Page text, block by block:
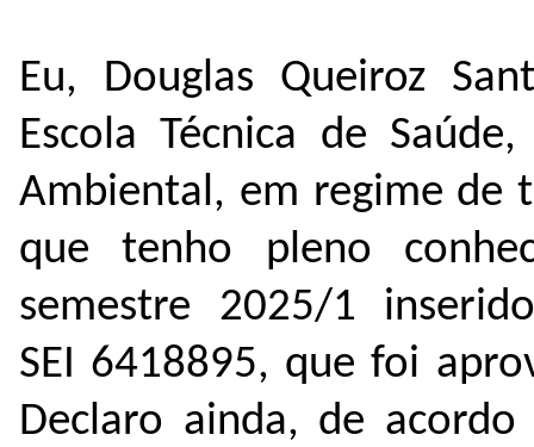
Eu, Douglas Queiroz
Escola Técnica de
Ambiental, em regime de
que tenho pleno
semestre 2025/1
SEI 6418895, que foi
Declaro ainda, de